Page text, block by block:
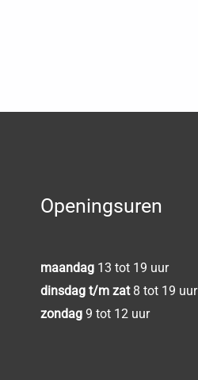
Openingsuren
maandag 13 tot 19 uur
dinsdag t/m zat 8 tot 19 uur
zondag 9 tot 12 uur